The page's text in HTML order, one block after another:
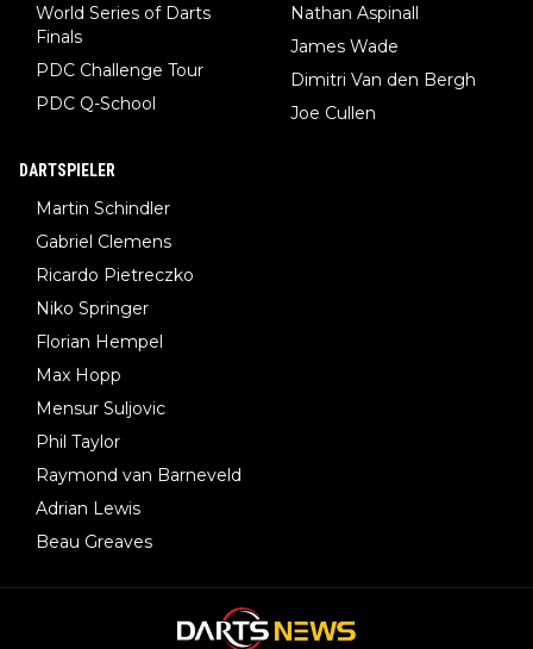
World Series of Darts
Finals
PDC Challenge Tour
PDC Q-School
Nathan Aspinall
James Wade
Dimitri Van den Bergh
Joe Cullen
DARTSPIELER
Martin Schindler
Gabriel Clemens
Ricardo Pietreczko
Niko Springer
Florian Hempel
Max Hopp
Mensur Suljovic
Phil Taylor
Raymond van Barneveld
Adrian Lewis
Beau Greaves